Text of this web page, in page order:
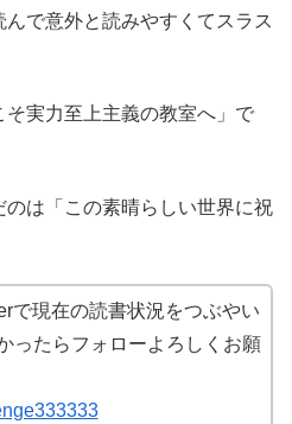
で意外と読みやすくてスラス
実力至上主義の教室へ」で
は「この素晴らしい世界に祝
で現在の読書状況をつぶやい
ったらフォローよろしくお願